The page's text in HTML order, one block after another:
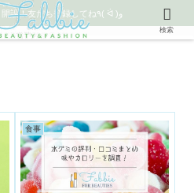
LINEの公式アカウント開設！友だち登録してね٩( ᐛ )و
食事
検索